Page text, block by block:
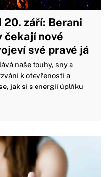
20. září: Berani
čekají nové
své pravé já
naše touhy, sny a
k otevřenosti a
jak si s energii úplňku